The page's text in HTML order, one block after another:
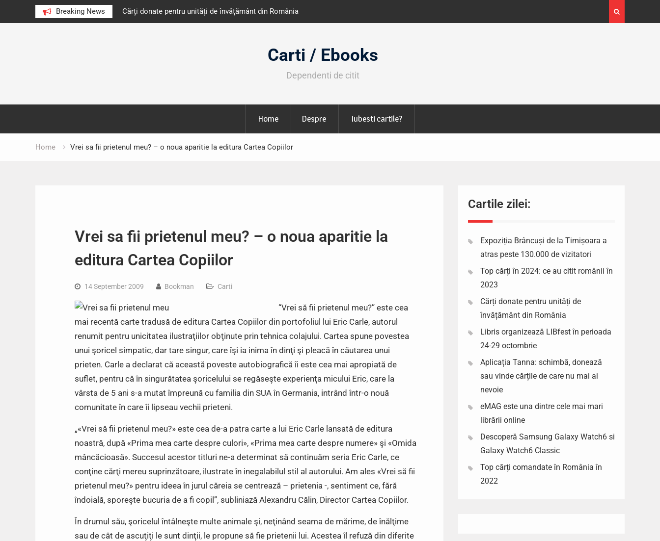
Breaking News
au citit românii în 2023 Cărți donate pentru unități de învățământ din România
octombrie
Expoziția Brâncuși de la Timișoara a atras peste
130.000 de vizitatori
Carti / Ebooks
Dependenti de citit
Home Despre Iubesti cartile?
Home Vrei sa fii prietenul meu? – o noua aparitie la editura Cartea Copiilor
Vrei sa fii prietenul meu? – o noua aparitie la
editura Cartea Copiilor
14 September 2009 Bookman Carti
“Vrei să fii prietenul meu?” este cea
mai recentă carte tradusă de editura Cartea Copiilor din portofoliul lui Eric Carle, autorul
renumit pentru unicitatea ilustraţiilor obţinute prin tehnica colajului. Cartea spune povestea
unui şoricel simpatic, dar tare singur, care îşi ia inima în dinţi şi pleacă în căutarea unui
prieten. Carle a declarat că această poveste autobiografică îi este cea mai apropiată de
suflet, pentru că în singurătatea şoricelului se regăseşte experienţa micului Eric, care la
vârsta de 5 ani s-a mutat împreună cu familia din SUA în Germania, intrând într-o nouă
comunitate în care îi lipseau vechii prieteni.
„«Vrei să fii prietenul meu?» este cea de-a patra carte a lui Eric Carle lansată de editura
noastră, după «Prima mea carte despre culori», «Prima mea carte despre numere» şi «Omida
mâncăcioasă». Succesul acestor titluri ne-a determinat să continuăm seria Eric Carle, ce
conţine cărţi mereu suprinzătoare, ilustrate în inegalabilul stil al autorului. Am ales «Vrei să fii
prietenul meu?» pentru ideea în jurul căreia se centrează – prietenia -, sentiment ce, fără
îndoială, sporeşte bucuria de a fi copil”, subliniază Alexandru Călin, Director Cartea Copiilor.
În drumul său, şoricelul întâlneşte multe animale şi, neţinând seama de mărime, de înălţime
sau de cât de ascuţiţi le sunt dinţii, le propune să fie prietenii lui. Acestea îl refuză din diferite
Cartile zilei:
Expoziția Brâncuși de la Timișoara a
atras peste 130.000 de vizitatori
Top cărți în 2024: ce au citit românii în
2023
Cărți donate pentru unități de
învățământ din România
Libris organizează LIBfest în perioada
24-29 octombrie
Aplicația Tanna: schimbă, donează
sau vinde cărțile de care nu mai ai
nevoie
eMAG este una dintre cele mai mari
librării online
Descoperă Samsung Galaxy Watch6 si
Galaxy Watch6 Classic
Top cărți comandate în România în
2022